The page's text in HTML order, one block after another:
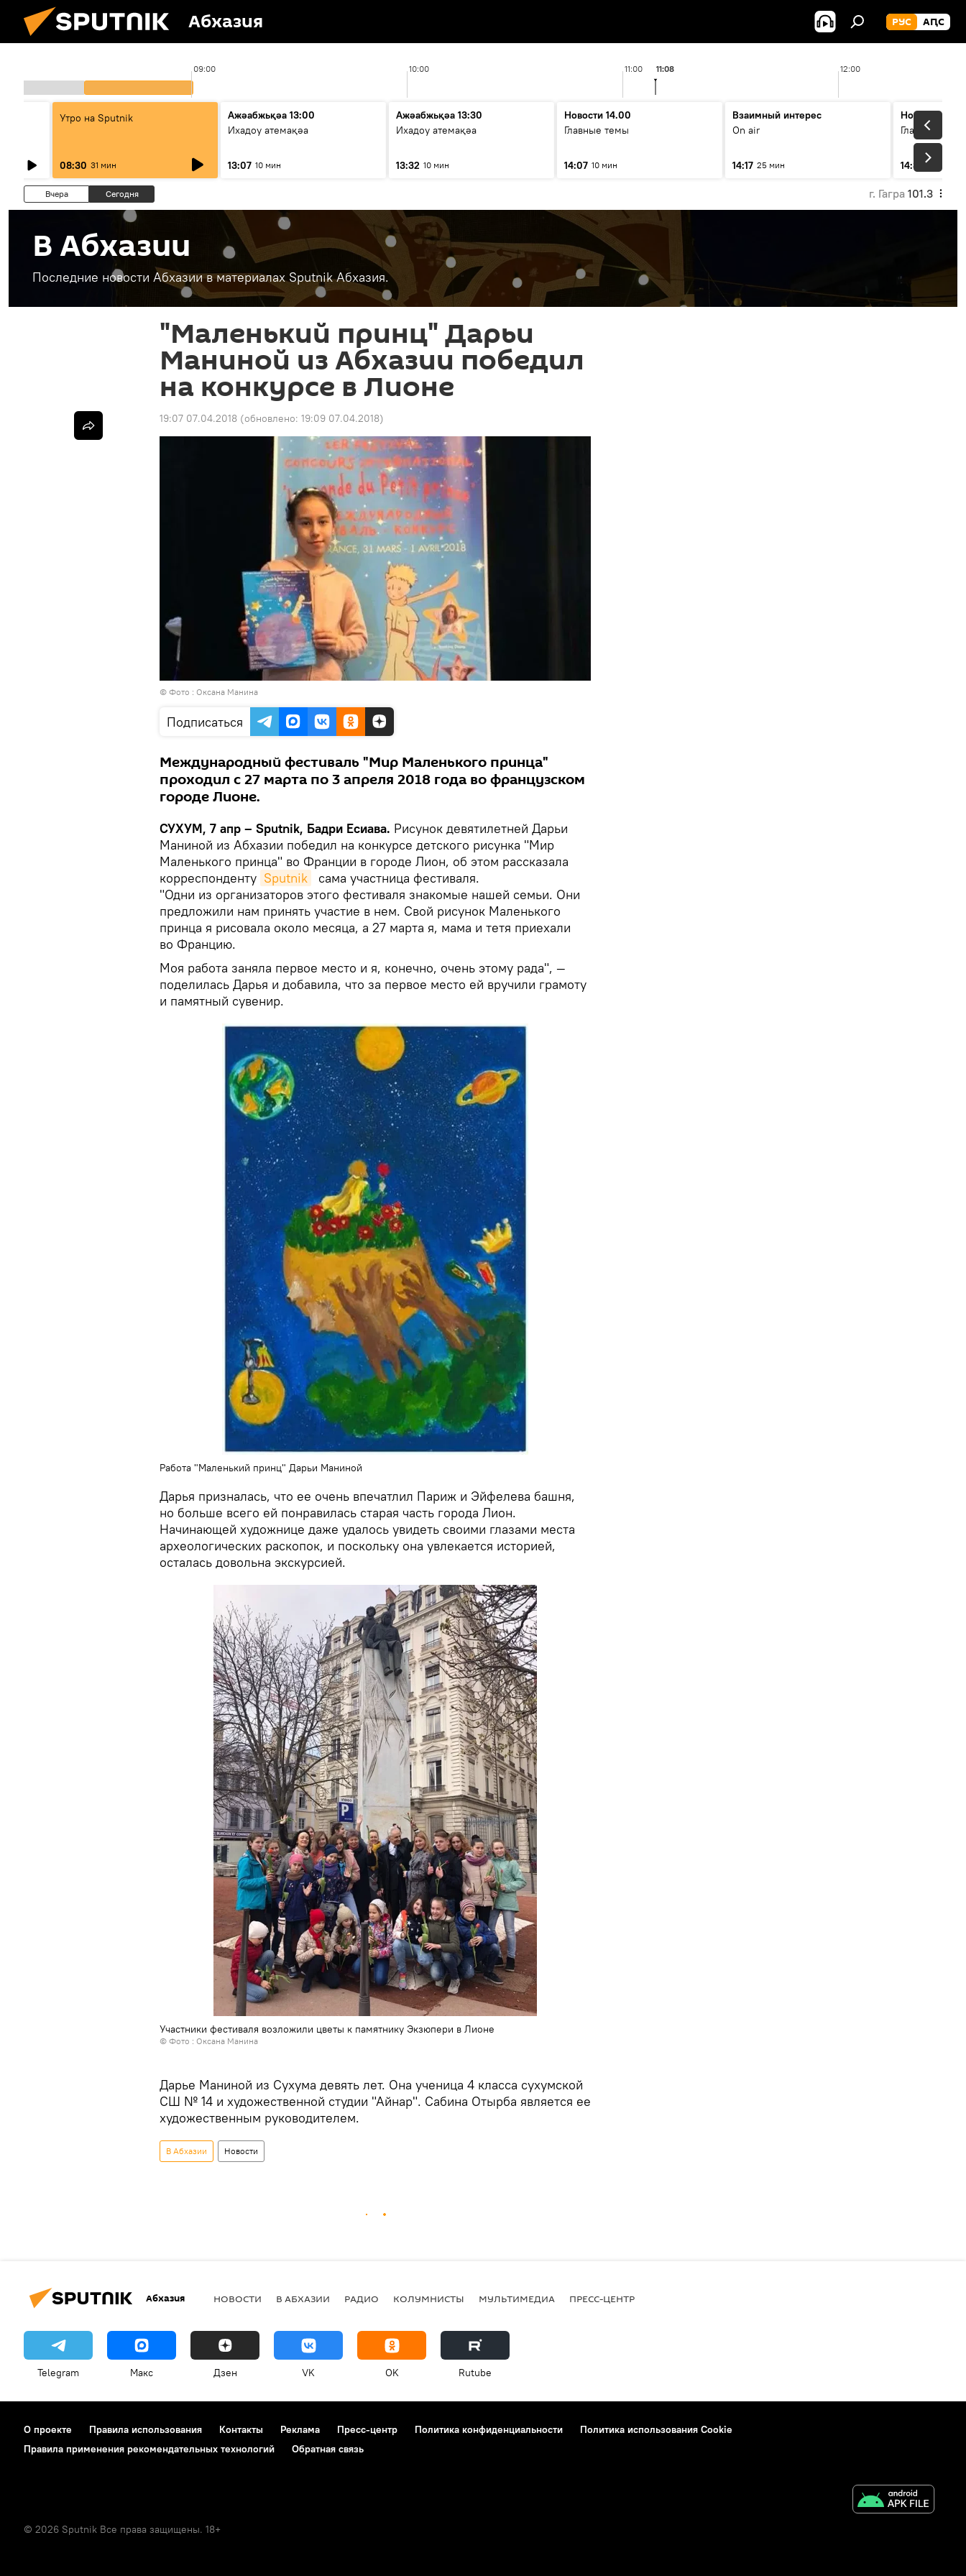
Абхазия РУС АԤС
09:00 10:00 11:00 12:00
11:08
Утро на Sputnik
08:30 31 мин
Ажәабжьқәа 13:00
Ихадоу атемақәа
13:07 10 мин
Ажәабжьқәа 13:30
Ихадоу атемақәа
13:32 10 мин
Новости 14.00
Главные темы
14:07 10 мин
Взаимный интерес
On air
14:17 25 мин
Новости 14.30
Главные темы
14:33
Вчера Сегодня г. Гагра 101.3
В Абхазии
Последние новости Абхазии в материалах Sputnik Абхазия.
"Маленький принц" Дарьи
Маниной из Абхазии победил
на конкурсе в Лионе
19:07 07.04.2018 (обновлено: 19:09 07.04.2018)
© Фото : Оксана Манина
Подписаться
Международный фестиваль "Мир Маленького принца"
проходил с 27 марта по 3 апреля 2018 года во французском
городе Лионе.
СУХУМ, 7 апр – Sputnik, Бадри Есиава. Рисунок девятилетней Дарьи
Маниной из Абхазии победил на конкурсе детского рисунка "Мир
Маленького принца" во Франции в городе Лион, об этом рассказала
корреспонденту Sputnik
сама участница фестиваля.
"Одни из организаторов этого фестиваля знакомые нашей семьи. Они
предложили нам принять участие в нем. Свой рисунок Маленького
принца я рисовала около месяца, а 27 марта я, мама и тетя приехали
во Францию.
Моя работа заняла первое место и я, конечно, очень этому рада", —
поделилась Дарья и добавила, что за первое место ей вручили грамоту
и памятный сувенир.
Работа "Маленький принц" Дарьи Маниной
Дарья призналась, что ее очень впечатлил Париж и Эйфелева башня,
но больше всего ей понравилась старая часть города Лион.
Начинающей художнице даже удалось увидеть своими глазами места
археологических раскопок, и поскольку она увлекается историей,
осталась довольна экскурсией.
Участники фестиваля возложили цветы к памятнику Экзюпери в Лионе
© Фото : Оксана Манина
Дарье Маниной из Сухума девять лет. Она ученица 4 класса сухумской
СШ № 14 и художественной студии "Айнар". Сабина Отырба является ее
художественным руководителем.
В Абхазии Новости
Абхазия НОВОСТИ В АБХАЗИИ РАДИО КОЛУМНИСТЫ МУЛЬТИМЕДИА ПРЕСС-ЦЕНТР
Telegram Макс Дзен VK OK Rutube
О проекте Правила использования Контакты Реклама Пресс-центр Политика конфиденциальности
Политика использования Cookie
Правила применения рекомендательных технологий
Обратная связь
© 2026 Sputnik Все права защищены. 18+